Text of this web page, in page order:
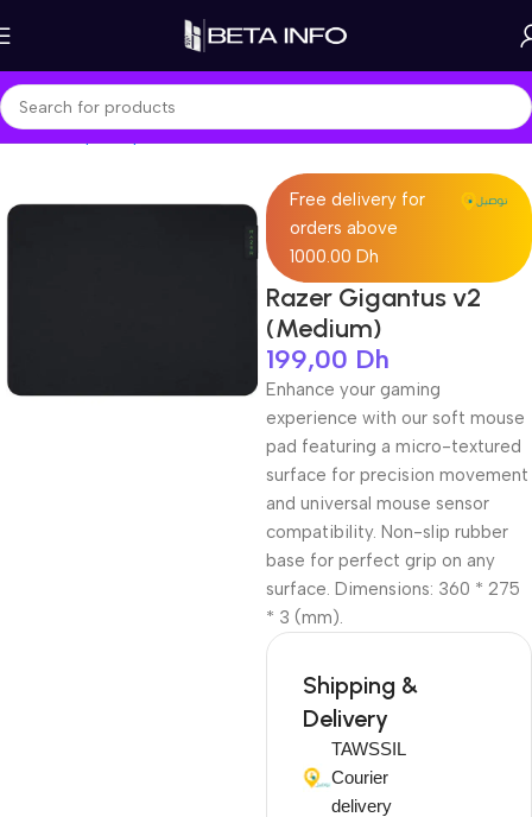
Home Shop Peripherals Mouse Pad
Free delivery for
orders above
1000.00 Dh
Razer Gigantus v2
(Medium)
199,00 Dh
Enhance your gaming
experience with our soft mouse
pad featuring a micro-textured
surface for precision movement
and universal mouse sensor
compatibility. Non-slip rubber
base for perfect grip on any
surface. Dimensions: 360 * 275
* 3 (mm).
Shipping &
Delivery
TAWSSIL
Courier
delivery